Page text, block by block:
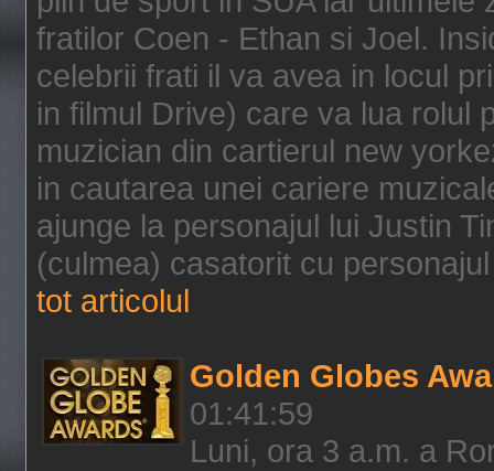
fratilor Coen - Ethan si Joel.
celebrii frati il va avea in locul
in filmul Drive) care va lua rolul
muzician din cartierul new
in cautarea unei cariere
ajunge la personajul lui Justin
(culmea) casatorit cu
tot articolul
Golden Globes
01:41:59
Luni, ora 3 a.m. a